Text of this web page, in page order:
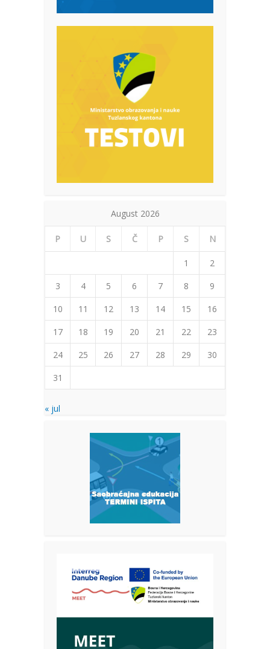
August 2026
P U S Č P S N
1
2
3
4 5 6 7 8
9
10
11 12 13 14 15
16
17
18 19 20 21 22
23
24
25 26 27 28 29
30
31
« jul